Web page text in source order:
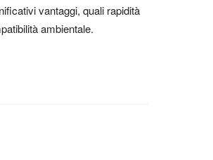
vantaggi, quali rapidità
ambientale.